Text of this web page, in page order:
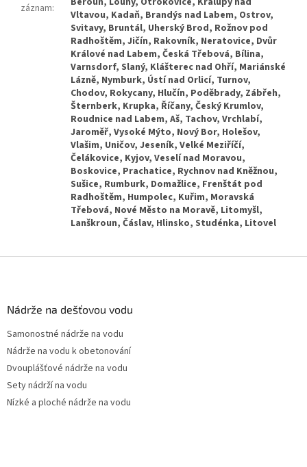
záznam:
Nádrže na dešťovou vodu
Samonostné nádrže na vodu
Nádrže na vodu k obetonování
Dvouplášťové nádrže na vodu
Sety nádrží na vodu
Nízké a ploché nádrže na vodu